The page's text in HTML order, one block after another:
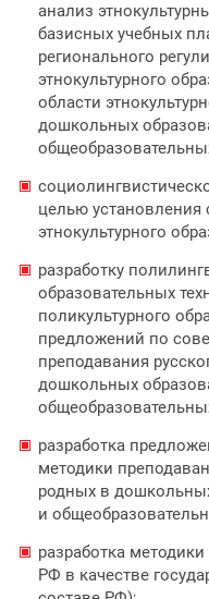
анализ
базисных учебных
регионального
этнокультурного
области
дошкольных
целью установления
этнокультурного
разработку
образовательных
поликультурного
предложений по
преподавания
дошкольных
разработка
методики
родных в
и
разработка
РФ в качестве